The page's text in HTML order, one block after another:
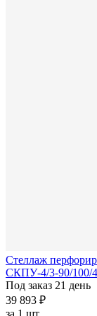
Стеллаж
СКПУ-4/3-90/100/
Под заказ 21 день
39 893 ₽
за 1 шт